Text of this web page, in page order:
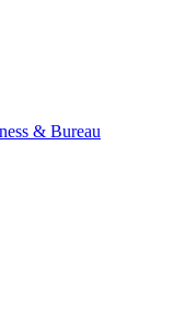
& Bureau